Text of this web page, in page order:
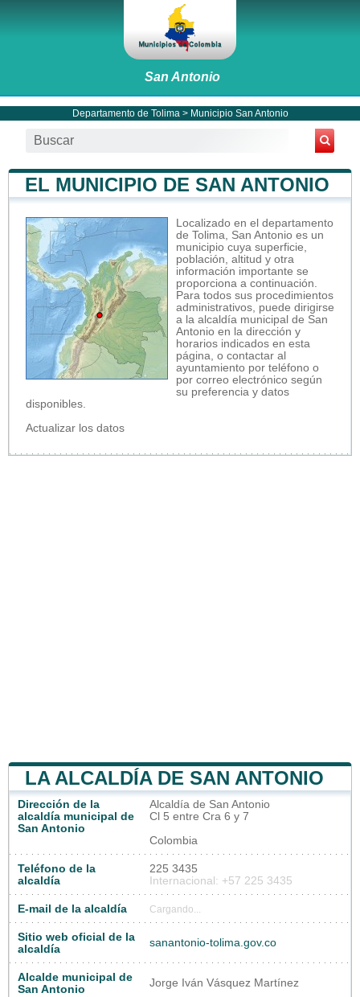
San Antonio
Departamento de Tolima > Municipio San Antonio
EL MUNICIPIO DE SAN ANTONIO
Localizado en el departamento
de Tolima, San Antonio es un
municipio cuya superficie,
población, altitud y otra
información importante se
proporciona a continuación.
Para todos sus procedimientos
administrativos, puede dirigirse
a la alcaldía municipal de San
Antonio en la dirección y
horarios indicados en esta
página, o contactar al
ayuntamiento por teléfono o
por correo electrónico según
su preferencia y datos
disponibles.
Actualizar los datos
LA ALCALDÍA DE SAN ANTONIO
Dirección de la
alcaldía municipal de
San Antonio
Alcaldía de San Antonio
Cl 5 entre Cra 6 y 7
Colombia
Teléfono de la
alcaldía
225 3435
Internacional: +57 225 3435
E-mail de la alcaldía Cargando...
Sitio web oficial de la
alcaldía
sanantonio-tolima.gov.co
Alcalde municipal de
San Antonio
Jorge Iván Vásquez Martínez